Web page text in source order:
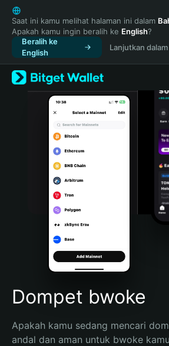
English
日本語
Tiếng Việt
Русский
Español (Latinoamérica)
Türkçe
Italiano
Português (Portugal)
Bahasa Indonesia
Português (Brasil)
Español (Argentina)
Saat ini kamu melihat halaman ini dalam
Apakah kamu ingin beralih ke English?
Beralih ke
English
Lanjutkan
Dompet bwoke
Apakah kamu sedang mencari
andal dan aman untuk bwoke